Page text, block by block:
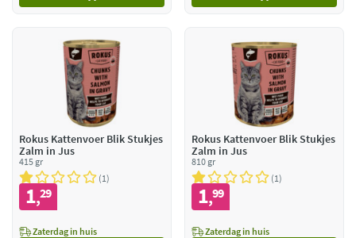
Rokus Kattenvoer Blik Stukjes
Zalm in Jus
415 gr
1
1,29
Zaterdag in huis
Rokus Kattenvoer Blik Stukjes
Zalm in Jus
810 gr
1
1,99
Zaterdag in huis